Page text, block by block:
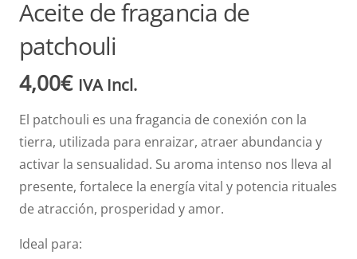
Aceite de fragancia de
patchouli
4,00€ IVA Incl.
El patchouli es una fragancia de conexión con la
tierra, utilizada para enraizar, atraer abundancia y
activar la sensualidad. Su aroma intenso nos lleva al
presente, fortalece la energía vital y potencia rituales
de atracción, prosperidad y amor.
Ideal para: